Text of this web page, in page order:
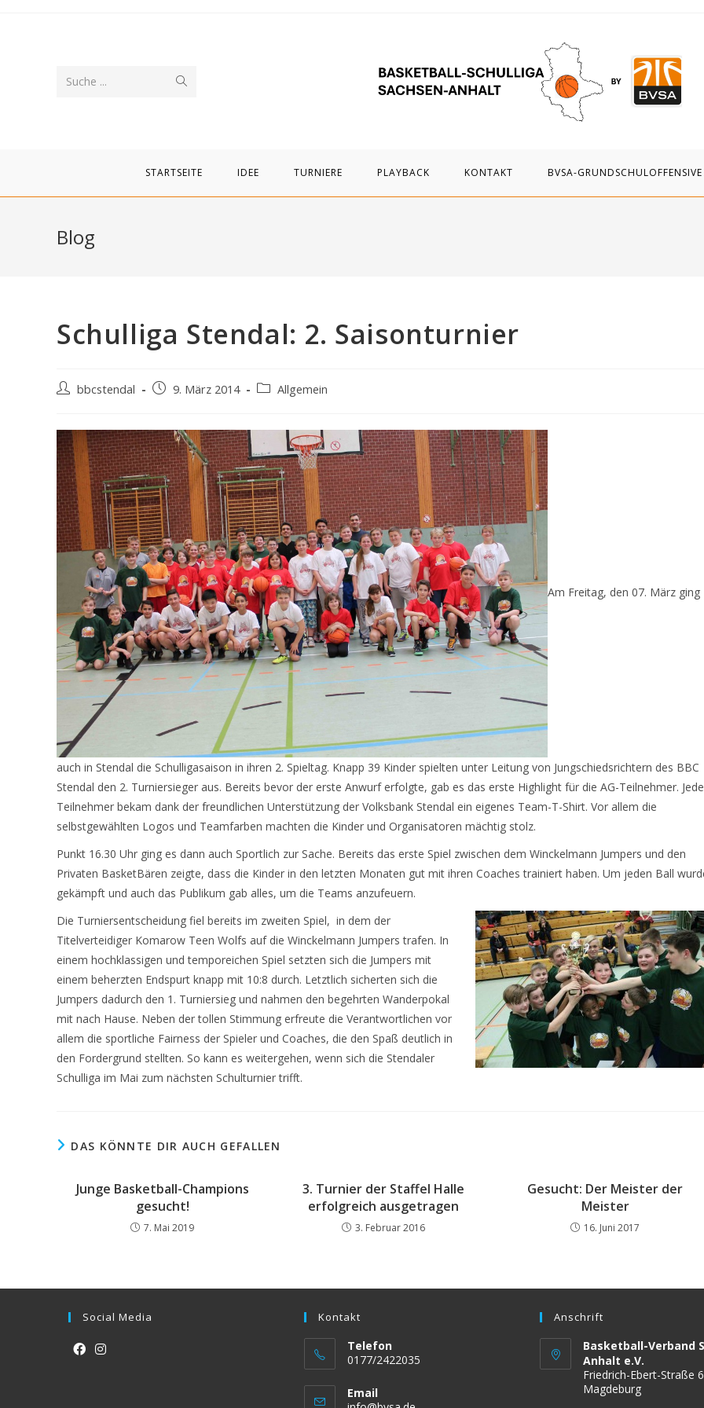
Suche ...
STARTSEITE IDEE TURNIERE PLAYBACK KONTAKT BVSA-GRUNDSCHULOFFENSIVE
Blog
Schulliga Stendal: 2. Saisonturnier
Beitrags-
bbcstendal
Beitrag9. März 2014
Beitrags-
Allgemein
Am Freitag, den 07. März ging
auch in Stendal die Schulligasaison in ihren 2. Spieltag. Knapp 39 Kinder spielten unter Leitung von Jungschiedsrichtern des BBC
Stendal den 2. Turniersieger aus. Bereits bevor der erste Anwurf erfolgte, gab es das erste Highlight für die AG-Teilnehmer.
Teilnehmer bekam dank der freundlichen Unterstützung der Volksbank Stendal ein eigenes Team-T-Shirt. Vor allem die
selbstgewählten Logos und Teamfarben machten die Kinder und Organisatoren mächtig stolz.
Punkt 16.30 Uhr ging es dann auch Sportlich zur Sache. Bereits das erste Spiel zwischen dem Winckelmann Jumpers und den
Privaten BasketBären zeigte, dass die Kinder in den letzten Monaten gut mit ihren Coaches trainiert haben. Um jeden Ball
gekämpft und auch das Publikum gab alles, um die Teams anzufeuern.
Die Turniersentscheidung fiel bereits im zweiten Spiel, in dem der
Titelverteidiger Komarow Teen Wolfs auf die Winckelmann Jumpers trafen. In
einem hochklassigen und temporeichen Spiel setzten sich die Jumpers mit
einem beherzten Endspurt knapp mit 10:8 durch. Letztlich sicherten sich die
Jumpers dadurch den 1. Turniersieg und nahmen den begehrten Wanderpokal
mit nach Hause. Neben der tollen Stimmung erfreute die Verantwortlichen vor
allem die sportliche Fairness der Spieler und Coaches, die den Spaß deutlich in
den Fordergrund stellten. So kann es weitergehen, wenn sich die Stendaler
Schulliga im Mai zum nächsten Schulturnier trifft.
DAS KÖNNTE DIR AUCH GEFALLEN
Junge Basketball-Champions
gesucht!
7. Mai 2019
3. Turnier der Staffel Halle
erfolgreich ausgetragen
3. Februar 2016
Gesucht: Der Meister der
Meister
16. Juni 2017
Social Media Kontakt
Telefon
0177/2422035
Email
Anschrift
Basketball-Verband
Anhalt e.V.
Friedrich-Ebert-Straße
Magdeburg